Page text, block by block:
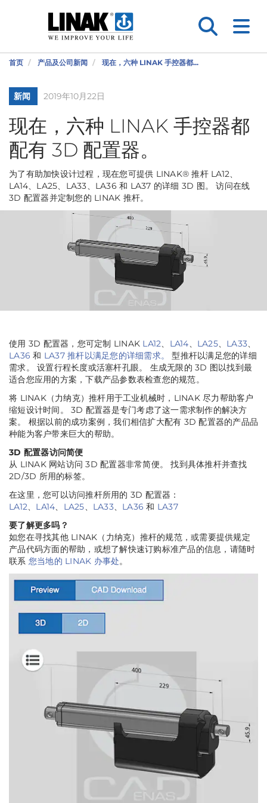
首页 产品及公司新闻 现在，六种 LINAK 手控器都...
新闻 2019年10月22日
现在，六种 LINAK 手控器都
配有 3D 配置器。
为了有助加快设计过程，现在您可提供 LINAK® 推杆 LA12、
LA14、LA25、LA33、LA36 和 LA37 的详细 3D 图。 访问在线
3D 配置器并定制您的 LINAK 推杆。
使用 3D 配置器，您可定制 LINAK LA12、 LA14、 LA25、 LA33、
LA36 和 LA37 推杆以满足您的详细需求。
型推杆以满足您的详细
需求。 设置行程长度或活塞杆孔眼。 生成无限的 3D 图以找到最
适合您应用的方案，下载产品参数表检查您的规范。
将 LINAK（力纳克）推杆用于工业机械时，LINAK 尽力帮助客户
缩短设计时间。 3D 配置器是专门考虑了这一需求制作的解决方
案。 根据以前的成功案例，我们相信扩大配有 3D 配置器的产品品
种能为客户带来巨大的帮助。
3D 配置器访问简便
从 LINAK 网站访问 3D 配置器非常简便。 找到具体推杆并查找
2D/3D 所用的标签。
在这里，您可以访问推杆所用的 3D 配置器：
LA12、 LA14、 LA25、 LA33、 LA36 和 LA37
要了解更多吗？
如您在寻找其他 LINAK（力纳克）推杆的规范，或需要提供规定
产品代码方面的帮助，或想了解快速订购标准产品的信息，请随时
联系 您当地的 LINAK 办事处。